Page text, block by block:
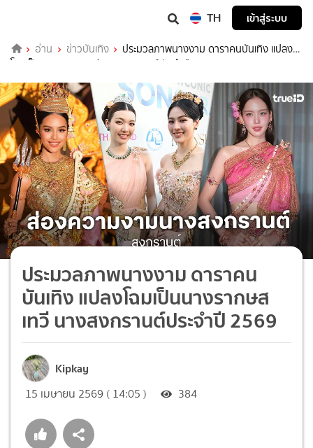
TH เข้าสู่ระบบ
อ่าน ข่าวบันเทิง
ประมวลภาพนางงาม ดาราคนบันเทิง แปลง
โฉมเป็นนางรากษสเทวี นางสงกรานต์ประจำปี 2569
ประมวลภาพนางงาม ดาราคน
บันเทิง แปลงโฉมเป็นนางรากษส
เทวี นางสงกรานต์ประจำปี 2569
Kipkay
15 เมษายน 2569 ( 14:05 ) 384